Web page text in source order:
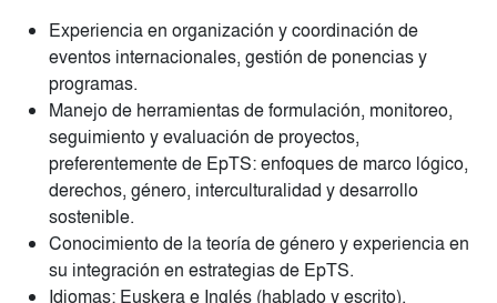
Experiencia en organización y coordinación de
eventos internacionales, gestión de ponencias y
programas.
Manejo de herramientas de formulación, monitoreo,
seguimiento y evaluación de proyectos,
preferentemente de EpTS: enfoques de marco lógico,
derechos, género, interculturalidad y desarrollo
sostenible.
Conocimiento de la teoría de género y experiencia en
su integración en estrategias de EpTS.
Idiomas: Euskera e Inglés (hablado y escrito).